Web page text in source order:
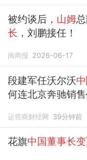
被约谈后， 山姆
长 ，刘鹏接任！
闽商报 2026-06-17
段建军任沃尔沃
何连北京奔驰销
运营商财经网 39分钟前
花旗中国董事长